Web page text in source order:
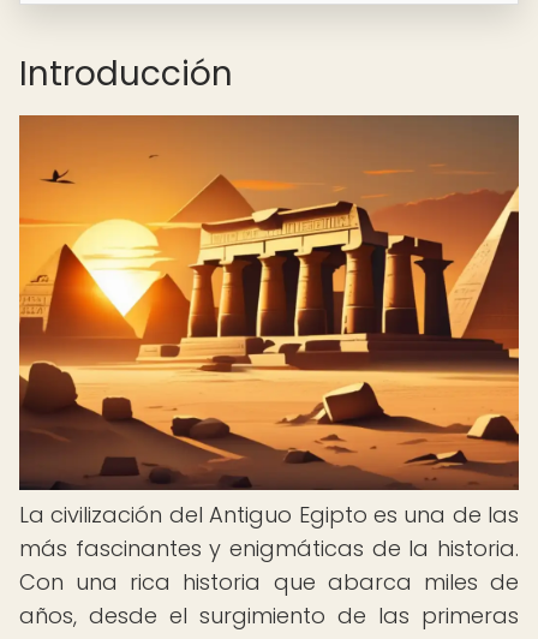
Introducción
La civilización del Antiguo Egipto es una de las
más fascinantes y enigmáticas de la historia.
Con una rica historia que abarca miles de
años, desde el surgimiento de las primeras